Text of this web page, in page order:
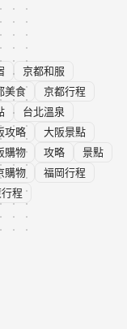
京都和服
美食
京都行程
台北溫泉
攻略
大阪景點
購物 攻略
景點
購物
福岡行程
程